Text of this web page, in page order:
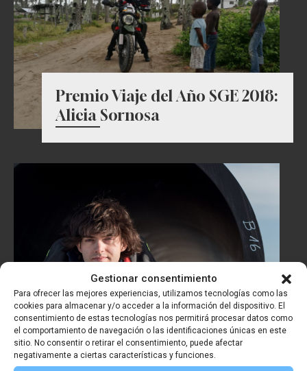
Gestionar consentimiento
Para ofrecer las mejores experiencias, utilizamos tecnologías como las
cookies para almacenar y/o acceder a la información del dispositivo. El
consentimiento de estas tecnologías nos permitirá procesar datos como
el comportamiento de navegación o las identificaciones únicas en este
sitio. No consentir o retirar el consentimiento, puede afectar
negativamente a ciertas características y funciones.
Premio Viaje del Año SGE 2018:
Alicia Sornosa